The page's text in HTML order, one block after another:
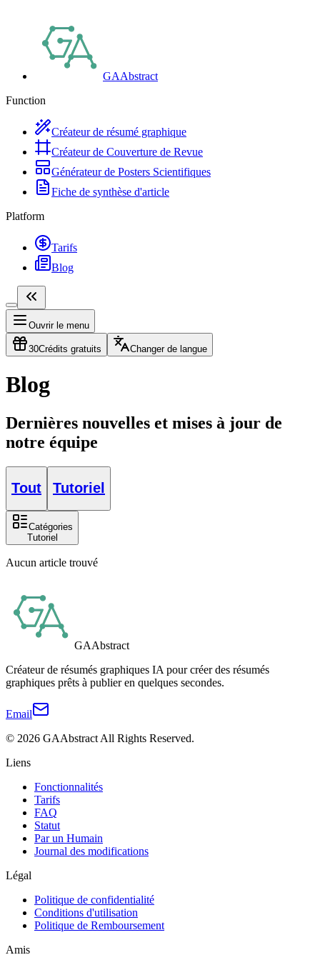
GAAbstract
Function
Créateur de résumé graphique
Créateur de Couverture de Revue
Générateur de Posters Scientifiques
Fiche de synthèse d'article
Platform
Tarifs
Blog
Ouvrir le menu
30Crédits gratuits Changer de langue
Blog
Dernières nouvelles et mises à jour de
notre équipe
Tout Tutoriel
Catégories
Tutoriel
Aucun article trouvé
GAAbstract
Créateur de résumés graphiques IA pour créer des résumés
graphiques prêts à publier en quelques secondes.
Email
© 2026 GAAbstract All Rights Reserved.
Liens
Fonctionnalités
Tarifs
FAQ
Statut
Par un Humain
Journal des modifications
Légal
Politique de confidentialité
Conditions d'utilisation
Politique de Remboursement
Amis